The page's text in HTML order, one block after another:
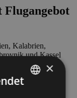
Flugangebot
Kalabrien,
und Kassel
Flugzeugtyp
×